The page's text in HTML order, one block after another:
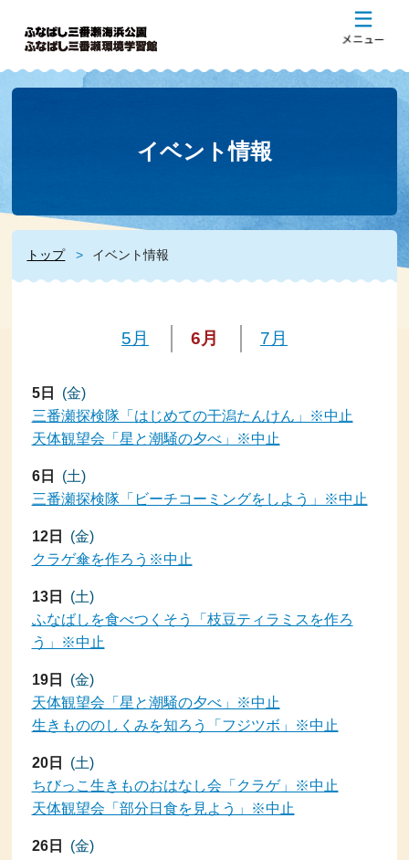
イベント情報
トップ イベント情報
5月 6月 7月
5日
(金)
三番瀬探検隊「はじめての干潟たんけん」※中止
天体観望会「星と潮騒の夕べ」※中止
6日
(土)
三番瀬探検隊「ビーチコーミングをしよう」※中止
12日
(金)
クラゲ傘を作ろう※中止
13日
(土)
ふなばしを食べつくそう「枝豆ティラミスを作ろ
う」※中止
19日
(金)
天体観望会「星と潮騒の夕べ」※中止
生きもののしくみを知ろう「フジツボ」※中止
20日
(土)
ちびっこ生きものおはなし会「クラゲ」※中止
天体観望会「部分日食を見よう」※中止
26日
(金)